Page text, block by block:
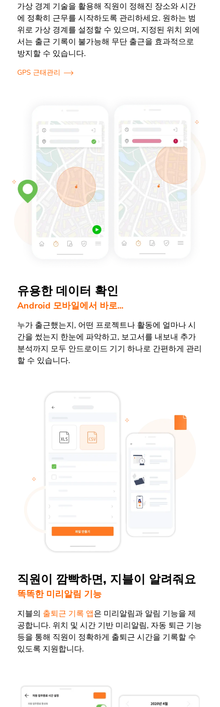
가상 경계 기술을 활용해 직원이 정해진 장소와 시간
에 정확히 근무를 시작하도록 관리하세요. 원하는 범
위로 가상 경계를 설정할 수 있으며, 지정된 위치 외에
서는 출근 기록이 불가능해 무단 출근을 효과적으로
방지할 수 있습니다.
GPS 근태관리
유용한 데이터 확인
Android 모바일에서 바로...
누가 출근했는지, 어떤 프로젝트나 활동에 얼마나 시
간을 썼는지 한눈에 파악하고, 보고서를 내보내 추가
분석까지 모두 안드로이드 기기 하나로 간편하게 관리
할 수 있습니다.
직원이 깜빡하면, 지블이 알려줘요
똑똑한 미리알림 기능
지블의 출퇴근 기록 앱은 미리알림과 알림 기능을 제
공합니다. 위치 및 시간 기반 미리알림, 자동 퇴근 기능
등을 통해 직원이 정확하게 출퇴근 시간을 기록할 수
있도록 지원합니다.